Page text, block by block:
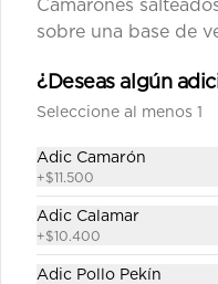
Camarones
sobre una base de
¿Deseas algún
Seleccione al menos 1
Adic Camarón
+$11.500
Adic Calamar
+$10.400
Adic Pollo Pekín